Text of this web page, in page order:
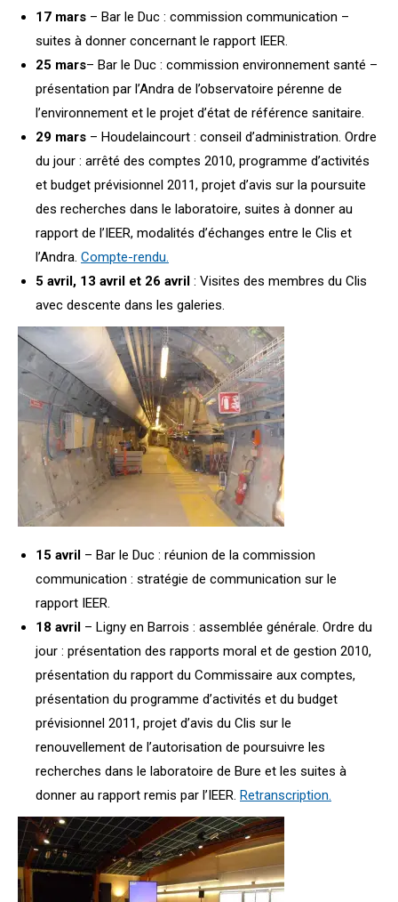
17 mars – Bar le Duc : commission communication –
suites à donner concernant le rapport IEER.
25 mars– Bar le Duc : commission environnement santé –
présentation par l’Andra de l’observatoire pérenne de
l’environnement et le projet d’état de référence sanitaire.
29 mars – Houdelaincourt : conseil d’administration. Ordre
du jour : arrêté des comptes 2010, programme d’activités
et budget prévisionnel 2011, projet d’avis sur la poursuite
des recherches dans le laboratoire, suites à donner au
rapport de l’IEER, modalités d’échanges entre le Clis et
l’Andra. Compte-rendu.
5 avril, 13 avril et 26 avril : Visites des membres du Clis
avec descente dans les galeries.
15 avril – Bar le Duc : réunion de la commission
communication : stratégie de communication sur le
rapport IEER.
18 avril – Ligny en Barrois : assemblée générale. Ordre du
jour : présentation des rapports moral et de gestion 2010,
présentation du rapport du Commissaire aux comptes,
présentation du programme d’activités et du budget
prévisionnel 2011, projet d’avis du Clis sur le
renouvellement de l’autorisation de poursuivre les
recherches dans le laboratoire de Bure et les suites à
donner au rapport remis par l’IEER. Retranscription.